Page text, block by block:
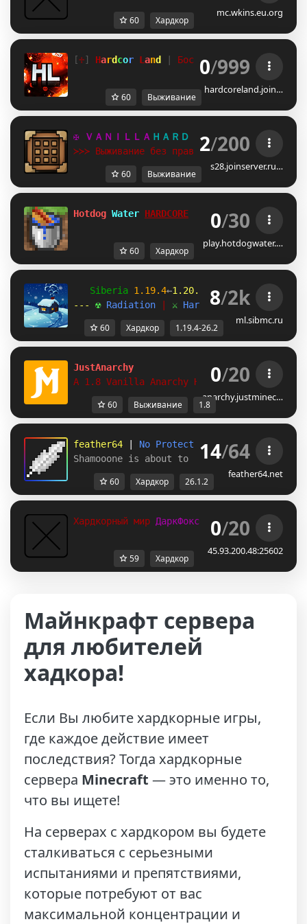
mc.wkins.eu.org
60 Хардкор
[♱] Hardcor L and Боссы | Кланы |
0/999
hardcoreland.join…
60 Выживание
✠ ＶＡＮＩＬＬＡ ＨＡＲＤ ✠ t.me/
≻≻≻ Выживание без правил!
2/200
s28.joinserver.ru…
60 Выживание
Hotdog Water HARDCORE 0/30
play.hotdogwater.…
60 Хардкор
Siberia 1.19.4←1.20.1 26.2 [ Trails
--- ☢ Radiation ⚔ Hardcore | ☠ Assaults
8/2k
ml.sibmc.ru
60 Хардкор 1.19.4-26.2
JustAnarchy
A 1.8 Vanilla Anarchy Hardcore server
0/20
anarchy.justminec…
60 Выживание 1.8
feather64 No Protection SMP | 26.1.2
Shamooone is about to sniff so hard.
14/64
feather64.net
60 Хардкор 26.1.2
Хардкорный мир ДаркФокса 0/20
45.93.200.48:25602
59 Хардкор
Майнкрафт сервера
для любителей
хадкора!
Если Вы любите хардкорные игры,
где каждое действие имеет
последствия? Тогда хардкорные
сервера Minecraft — это именно то,
что вы ищете!
На серверах с хардкором вы будете
сталкиваться с серьезными
испытаниями и препятствиями,
которые потребуют от вас
максимальной концентрации и